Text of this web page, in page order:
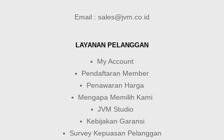
Email : sales@jvm.co.id
LAYANAN PELANGGAN
My Account
Pendaftaran Member
Penawaran Harga
Mengapa Memilih Kami
JVM Studio
Kebijakan Garansi
Survey Kepuasan Pelanggan